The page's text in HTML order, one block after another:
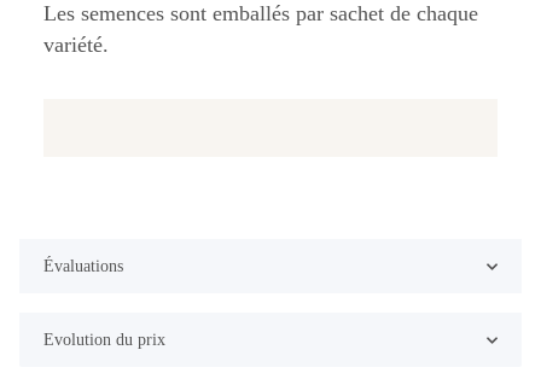
Les semences sont emballés par sachet de chaque
variété.
Évaluations
Evolution du prix